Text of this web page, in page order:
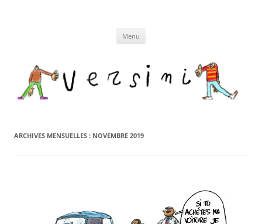
Menu
ARCHIVES MENSUELLES : NOVEMBRE 2019